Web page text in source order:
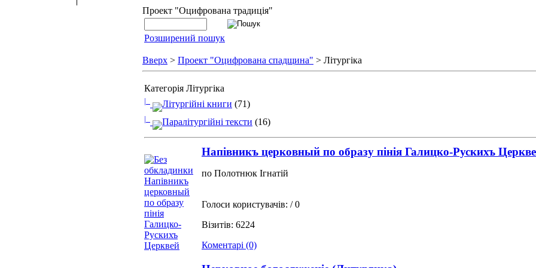
Проект "Оцифрована традиція"
Розширений пошук
Вверх > Проект "Оцифрована спадщина" > Літургіка
Категорія Літургіка
|_ Літургійні книги (71)
|_ Паралітургійні тексти (16)
Напівникъ церковный по образу пінія Галицко-Рускихъ
по Полотнюк Ігнатій
Голоси користувачів: / 0
Візитів: 6224
Коментарі (0)